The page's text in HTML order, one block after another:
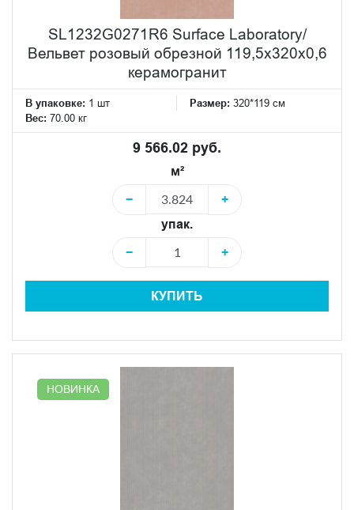
SL1232G0271R6 Surface Laboratory/
Вельвет розовый обрезной 119,5x320x0,6
керамогранит
В упаковке: 1 шт Размер: 320*119 см
Вес: 70.00 кг
9 566.02 руб.
м²
−
+
упак.
−
+
КУПИТЬ
НОВИНКА